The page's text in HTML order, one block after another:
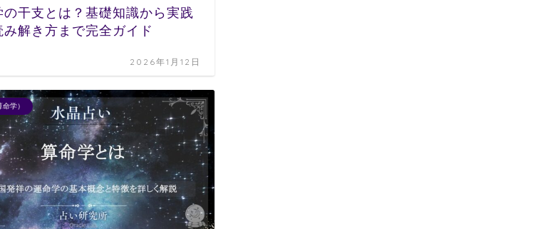
の干支とは？基礎知識から実践
み解き方まで完全ガイド
2026年1月12日
学）